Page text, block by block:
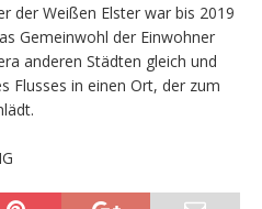
der Weißen Elster war bis 2019
Gemeinwohl der Einwohner
anderen Städten gleich und
Flusses in einen Ort, der zum